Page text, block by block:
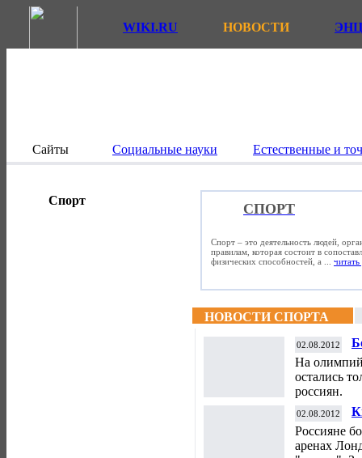
WIKI.RU НОВОСТИ
Сайты Социальные науки Естественные и
Спорт
СПОРТ
Спорт – это деятельность людей,
правилам, которая состоит в
физических способностей, а ... читать
НОВОСТИ СПОРТА
02.08.2012
На
остались
россиян.
02.08.2012
Россияне
аренах